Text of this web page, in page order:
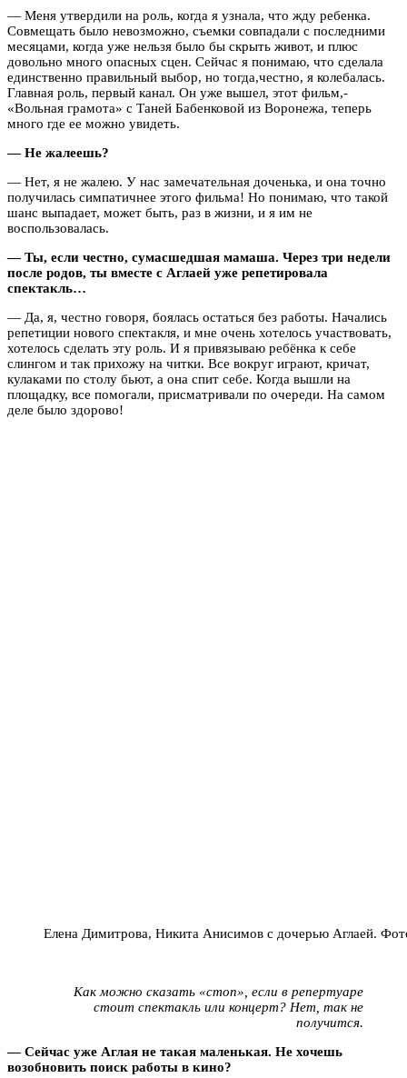
— Меня утвердили на роль, когда я узнала, что жду ребенка.
Совмещать было невозможно, съемки совпадали с последними
месяцами, когда уже нельзя было бы скрыть живот, и плюс
довольно много опасных сцен. Сейчас я понимаю, что сделала
единственно правильный выбор, но тогда,честно, я колебалась.
Главная роль, первый канал. Он уже вышел, этот фильм,-
«Вольная грамота» с Таней Бабенковой из Воронежа, теперь
много где ее можно увидеть.
— Не жалеешь?
— Нет, я не жалею. У нас замечательная доченька, и она точно
получилась симпатичнее этого фильма! Но понимаю, что такой
шанс выпадает, может быть, раз в жизни, и я им не
воспользовалась.
— Ты, если честно, сумасшедшая мамаша. Через три недели
после родов, ты вместе с Аглаей уже репетировала
спектакль…
— Да, я, честно говоря, боялась остаться без работы. Начались
репетиции нового спектакля, и мне очень хотелось участвовать,
хотелось сделать эту роль. И я привязываю ребёнка к себе
слингом и так прихожу на читки. Все вокруг играют, кричат,
кулаками по столу бьют, а она спит себе. Когда вышли на
площадку, все помогали, присматривали по очереди. На самом
деле было здорово!
Елена Димитрова, Никита Анисимов с дочерью Аглаей.
Как можно сказать «стоп», если в репертуаре
стоит спектакль или концерт? Нет, так не
получится.
— Сейчас уже Аглая не такая маленькая. Не хочешь
возобновить поиск работы в кино?